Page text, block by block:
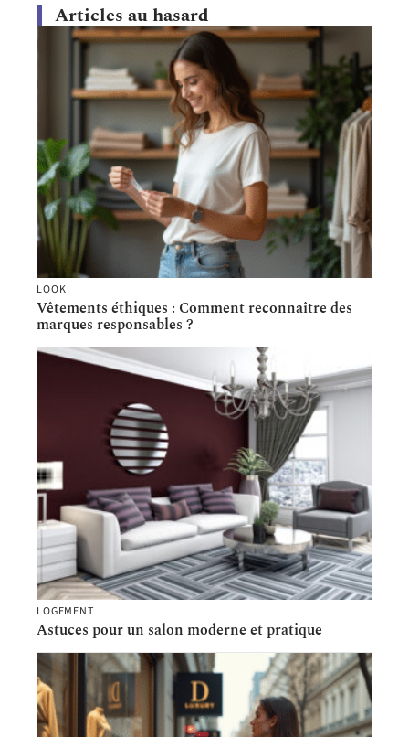
Articles au hasard
LOOK
Vêtements éthiques : Comment reconnaître des
marques responsables ?
LOGEMENT
Astuces pour un salon moderne et pratique